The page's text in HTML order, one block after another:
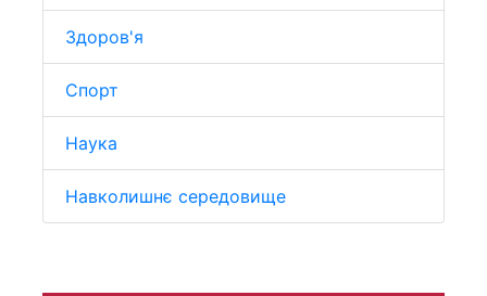
Здоров'я
Спорт
Наука
Навколишнє середовище